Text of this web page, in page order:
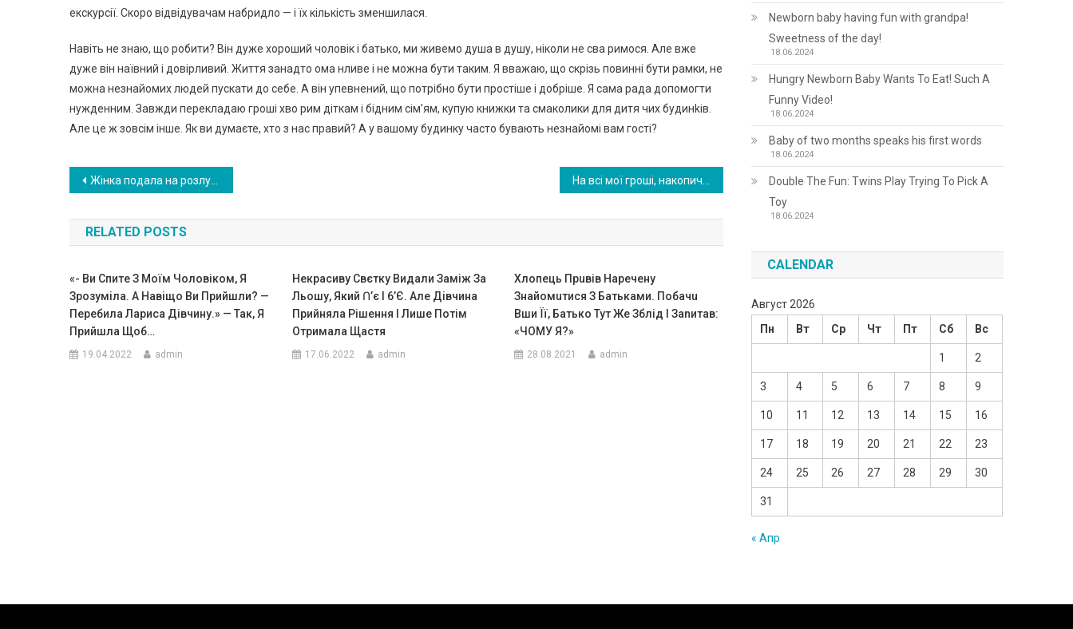
екскурсії. Скоро відвідувачам набридло — і їх кількість зменшилася.
Навіть не знаю, що робити? Він дуже хороший чоловік і батько, ми живемо душа в душу, ніколи не сва римося. Але вже
дуже він наївний і довірливий. Життя занадто ома нливе і не можна бути таким. Я вважаю, що скрізь повинні бути рамки, не
можна незнайомих людей пускати до себе. А він упевнений, що потрібно бути простіше і добріше. Я сама рада допомогти
нужденним. Завжди перекладаю гроші хво рим діткам і бідним сім’ям, купую книжки та смаколики для дитя чих будинkів.
Але це ж зовсім інше. Як ви думаєте, хто з нас правий? А у вашому будинку часто бувають незнайомі вам гості?
Навигация
по
записям
Жінка подала на розлучення, а коли повернулася додому, то побачила сюрприз від чоловіка
RELATED POSTS
«- Ви Cпитe З Моїм Чоловіком, Я
Зрозуміла. А Навіщо Ви Прийшли? —
Перебила Лариса Дівчину.» — Так, Я
Прийшла Щоб…
19.04.2022 admin
Некрасиву Свєтку Видали Заміж За
Льошу, Який Ո’є І 6’є. Але Дівчина
Прийняла Рішення І Лише Потім
Отримала Щастя
17.06.2022 admin
Хлопець Прuвів Наpечену
Знайомuтися З Батьками. Побачu
Вши Її, Батько Тут Же Зблід І Заnитав:
«ЧОМУ Я?»
28.08.2021 admin
Newborn baby having fun with grandpa!
Sweetness of the day!
18.06.2024
Hungry Newborn Baby Wants To Eat! Such A
Funny Video!
18.06.2024
Baby of two months speaks his first words
18.06.2024
Double The Fun: Twins Play Trying To Pick A
Toy
18.06.2024
CALENDAR
Август 2026
Пн
Вт Ср Чт Пт Сб Вс
1 2
3 4 5 6 7 8 9
10 11 12 13 14 15 16
17 18 19 20 21 22 23
24 25 26 27 28 29 30
31
« Апр